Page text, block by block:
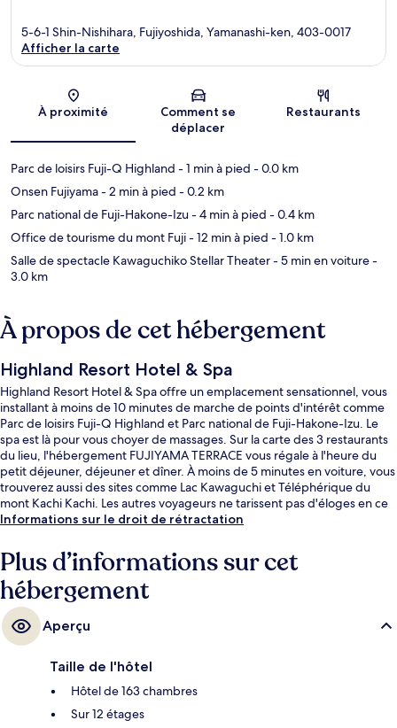
Carte
5-6-1 Shin-Nishihara, Fujiyoshida, Yamanashi-ken, 403-0017
Afficher la carte
À proximité
Comment se
déplacer
Restaurants
Parc de loisirs Fuji-Q Highland - 1 min à pied - 0.0 km
Onsen Fujiyama- 2 min à pied - 0.2 km
Parc national de Fuji-Hakone-Izu- 4 min à pied - 0.4 km
Office de tourisme du mont Fuji- 12 min à pied - 1.0 km
Salle de spectacle Kawaguchiko Stellar Theater- 5 min en voiture-
3.0 km
À propos de cet hébergement
Highland Resort Hotel & Spa
Highland Resort Hotel & Spa offre un emplacement sensationnel, vous
installant à moins de 10 minutes de marche de points d'intérêt comme
Parc de loisirs Fuji-Q Highland et Parc national de Fuji-Hakone-Izu. Le
spa est là pour vous choyer de massages. Sur la carte des 3 restaurants
du lieu, l'hébergement FUJIYAMA TERRACE vous régale à l'heure du
petit déjeuner, déjeuner et dîner. À moins de 5 minutes en voiture, vous
trouverez aussi des sites comme Lac Kawaguchi et Téléphérique du
mont Kachi Kachi. Les autres voyageurs ne tarissent pas d'éloges en ce
qui concerne le personnel attentionné et le petit déjeuner.
Informations sur le droit de rétractation
Plus d’informations sur cet
hébergement
Aperçu
Taille de l'hôtel
Hôtel de 163 chambres
Sur 12 étages